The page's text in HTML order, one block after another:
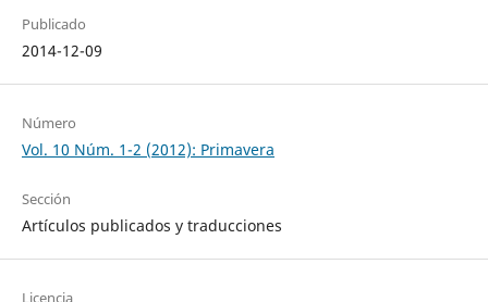
Publicado
2014-12-09
Número
Vol. 10 Núm. 1-2 (2012): Primavera
Sección
Artículos publicados y traducciones
Licencia